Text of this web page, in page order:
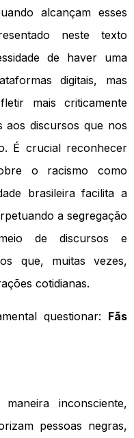
alcançam esses
neste texto
de haver uma
digitais, mas
mais criticamente
aos discursos que nos
É crucial reconhecer
o racismo como
brasileira facilita a
a segregação
de discursos e
que, muitas vezes,
cotidianas.
questionar: Fãs
inconsciente,
pessoas negras,